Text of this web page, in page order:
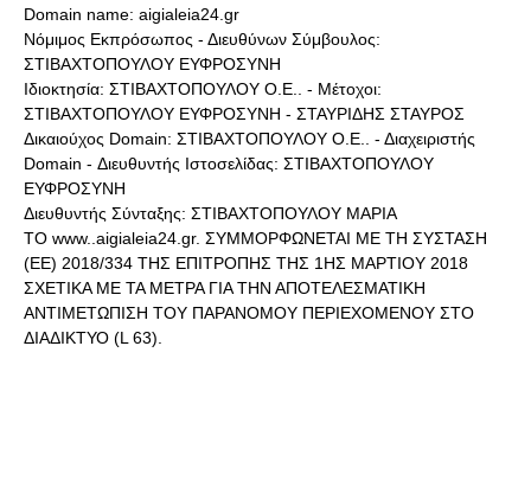
Domain name: aigialeia24.gr
Νόμιμος Εκπρόσωπος - Διευθύνων Σύμβουλος:
ΣΤΙΒΑΧΤΟΠΟΥΛΟΥ ΕΥΦΡΟΣΥΝΗ
Ιδιοκτησία: ΣΤΙΒΑΧΤΟΠΟΥΛΟΥ Ο.Ε.. - Μέτοχοι:
ΣΤΙΒΑΧΤΟΠΟΥΛΟΥ ΕΥΦΡΟΣΥΝΗ - ΣΤΑΥΡΙΔΗΣ ΣΤΑΥΡΟΣ
Δικαιούχος Domain: ΣΤΙΒΑΧΤΟΠΟΥΛΟΥ Ο.Ε.. - Διαχειριστής
Domain - Διευθυντής Ιστοσελίδας: ΣΤΙΒΑΧΤΟΠΟΥΛΟΥ
ΕΥΦΡΟΣΥΝΗ
Διευθυντής Σύνταξης: ΣΤΙΒΑΧΤΟΠΟΥΛΟΥ ΜΑΡΙΑ
ΤΟ www..aigialeia24.gr. ΣΥΜΜΟΡΦΩΝΕΤΑΙ ΜΕ ΤΗ ΣΥΣΤΑΣΗ
(ΕΕ) 2018/334 ΤΗΣ ΕΠΙΤΡΟΠΗΣ ΤΗΣ 1ΗΣ ΜΑΡΤΙΟΥ 2018
ΣΧΕΤΙΚΑ ΜΕ ΤΑ ΜΕΤΡΑ ΓΙΑ ΤΗΝ ΑΠΟΤΕΛΕΣΜΑΤΙΚΗ
ΑΝΤΙΜΕΤΩΠΙΣΗ ΤΟΥ ΠΑΡΑΝΟΜΟΥ ΠΕΡΙΕΧΟΜΕΝΟΥ ΣΤΟ
ΔΙΑΔΙΚΤΥΟ (L 63).